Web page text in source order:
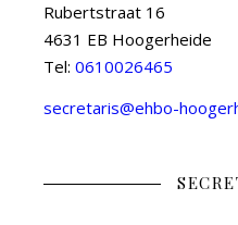
Rubertstraat 16
4631 EB Hoogerheide
Tel: 0610026465
secretaris@ehbo-